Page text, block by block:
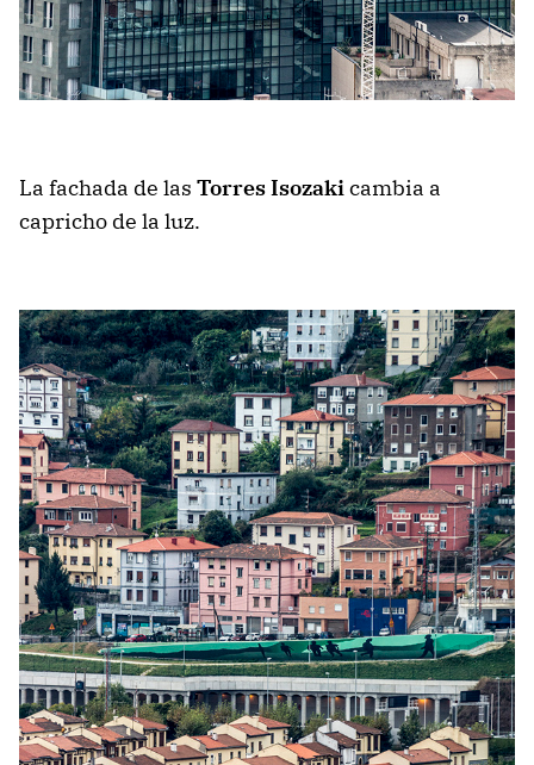
La fachada de las Torres Isozakicambia a
capricho de la luz.